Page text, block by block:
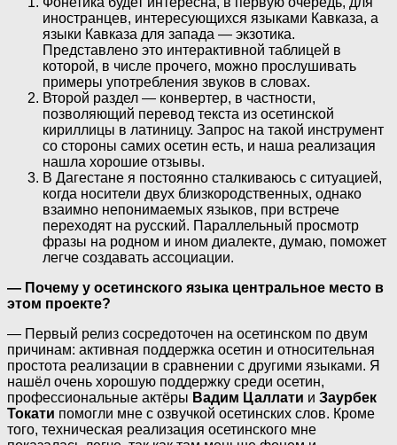
иностранцев, интересующихся языками Кавказа, а
языки Кавказа для запада — экзотика.
Представлено это интерактивной таблицей в
которой, в числе прочего, можно прослушивать
примеры употребления звуков в словах.
Второй раздел — конвертер, в частности,
позволяющий перевод текста из осетинской
кириллицы в латиницу. Запрос на такой инструмент
со стороны самих осетин есть, и наша реализация
нашла хорошие отзывы.
В Дагестане я постоянно сталкиваюсь с ситуацией,
когда носители двух близкородственных, однако
взаимно непонимаемых языков, при встрече
переходят на русский. Параллельный просмотр
фразы на родном и ином диалекте, думаю, поможет
легче создавать ассоциации.
— Почему у осетинского языка центральное место в
этом проекте?
— Первый релиз сосредоточен на осетинском по двум
причинам: активная поддержка осетин и относительная
простота реализации в сравнении с другими языками. Я
нашёл очень хорошую поддержку среди осетин,
профессиональные актёры Вадим Цаллати и Заурбек
Токати помогли мне с озвучкой осетинских слов. Кроме
того, техническая реализация осетинского мне